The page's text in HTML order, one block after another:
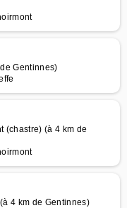
Gentinnes)
(chastre) (à 4 km de
4 km de Gentinnes)